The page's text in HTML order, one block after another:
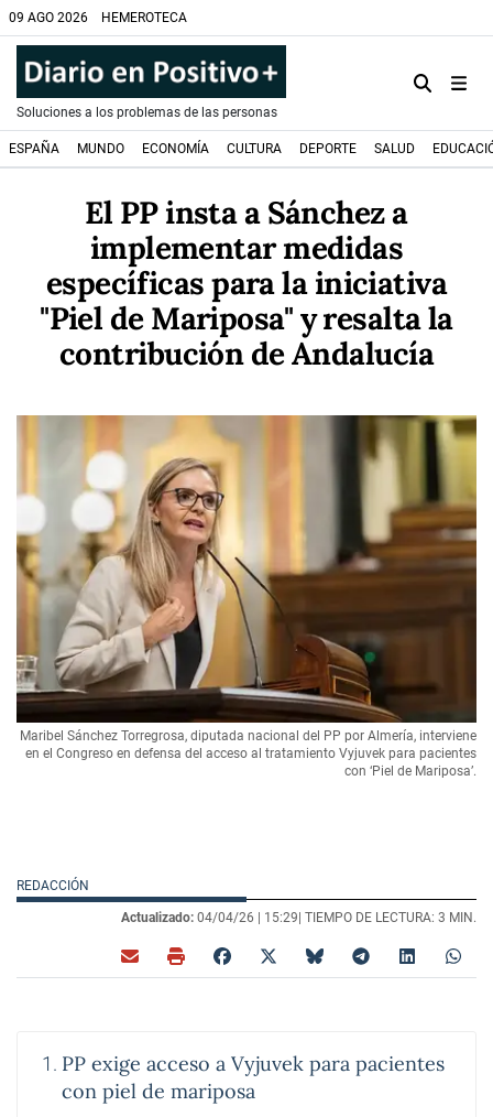
09 AGO 2026 HEMEROTECA
Soluciones a los problemas de las personas
ESPAÑA MUNDO ECONOMÍA CULTURA DEPORTE SALUD
El PP insta a Sánchez a
implementar medidas
específicas para la iniciativa
"Piel de Mariposa" y resalta la
contribución de Andalucía
Maribel Sánchez Torregrosa, diputada nacional del PP por Almería, interviene
en el Congreso en defensa del acceso al tratamiento Vyjuvek para pacientes
con ‘Piel de Mariposa’.
REDACCIÓN
Actualizado: 04/04/26 | 15:29| TIEMPO DE LECTURA: 3 MIN.
PP exige acceso a Vyjuvek para pacientes
con piel de mariposa